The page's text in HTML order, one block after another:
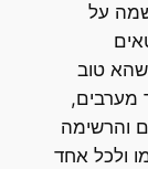
על
טוב
והרשימה
אחד